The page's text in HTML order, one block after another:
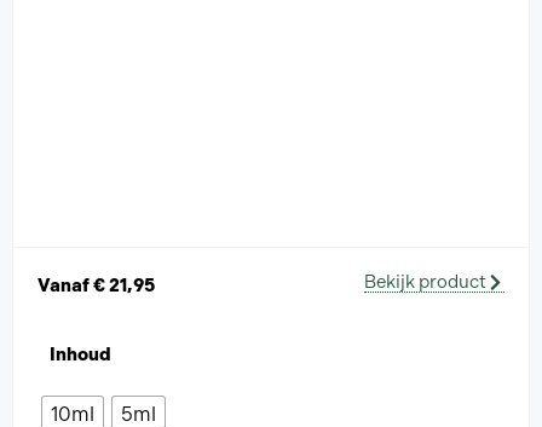
Vanaf€21,95 Bekijk product
Inhoud
10ml 5ml